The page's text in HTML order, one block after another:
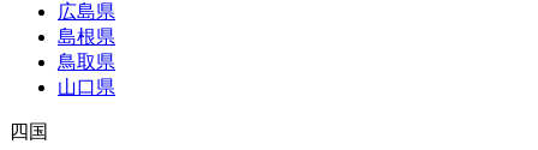
広島県
島根県
鳥取県
山口県
四国